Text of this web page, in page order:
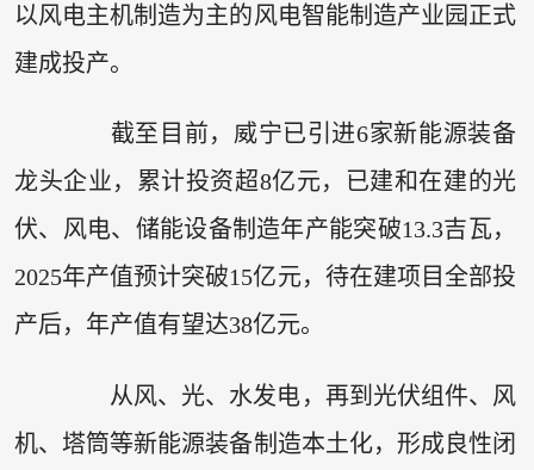
以风电主机制造为主的风电智能制造产业园正式
建成投产。
截至目前，威宁已引进6家新能源装备
龙头企业，累计投资超8亿元，已建和在建的光
伏、风电、储能设备制造年产能突破13.3吉瓦，
2025年产值预计突破15亿元，待在建项目全部投
产后，年产值有望达38亿元。
从风、光、水发电，再到光伏组件、风
机、塔筒等新能源装备制造本土化，形成良性闭